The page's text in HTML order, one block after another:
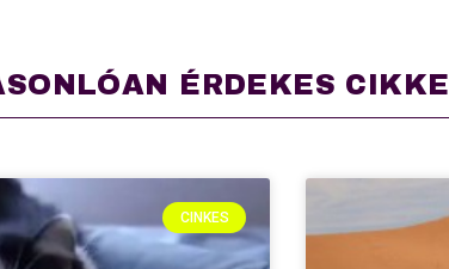
ÉRDEKES
CINKES